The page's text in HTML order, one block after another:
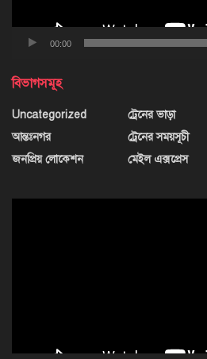
00:00
বিভাগসমূহ
Uncategorized
আন্তঃনগর
জনপ্রিয় লোকেশন
ট্রেনের ভাড়া
ট্রেনের সময়সূচী
মেইল এক্সপ্রেস